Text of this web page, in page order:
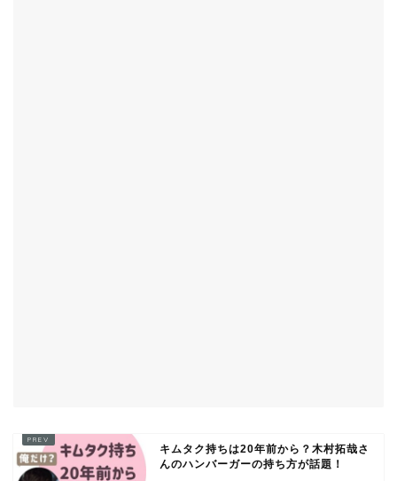
キムタク持ちは20年前から？木村拓哉さ
んのハンバーガーの持ち方が話題！